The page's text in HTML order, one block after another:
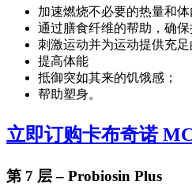
加速燃烧不必要的热量和体
通过膳食纤维的帮助，确保
刺激运动并为运动提供充足
提高体能
抵御突如其来的饥饿感；
帮助塑身。
立即订购卡布奇诺
第 7 层 – Probiosin Plus